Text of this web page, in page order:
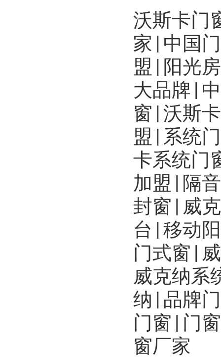
沃斯卡门
家|中国
盟|阳光
大品牌|
窗|沃斯
盟|系统
卡系统门
加盟|隔
封窗|威
台|移动
门式窗|
威克纳系
纳|品牌
门窗|门
窗厂家